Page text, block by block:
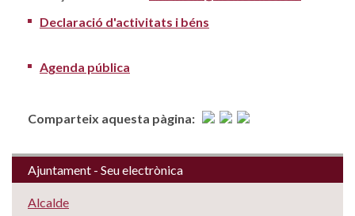
Declaració d'activitats i béns
Agenda pública
Comparteix aquesta pàgina:
Ajuntament - Seu electrònica
Alcalde